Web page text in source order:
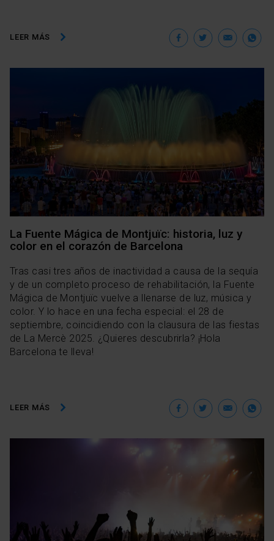
LEER MÁS Facebook
Twitter
La Fuente Mágica de Montjuïc: historia, luz y
color en el corazón de Barcelona
Tras casi tres años de inactividad a causa de la sequía
y de un completo proceso de rehabilitación, la Fuente
Mágica de Montjuïc vuelve a llenarse de luz, música y
color. Y lo hace en una fecha especial: el 28 de
septiembre, coincidiendo con la clausura de las fiestas
de La Mercè 2025. ¿Quieres descubrirla? ¡Hola
Barcelona te lleva!
LEER MÁS Facebook
Twitter